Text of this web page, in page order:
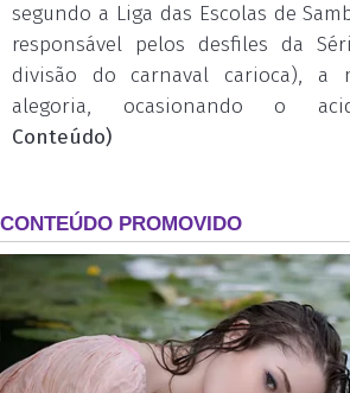
segundo a Liga das Escolas de
responsável pelos desfiles da
divisão do carnaval carioca), a
alegoria, ocasionando o
Conteúdo)